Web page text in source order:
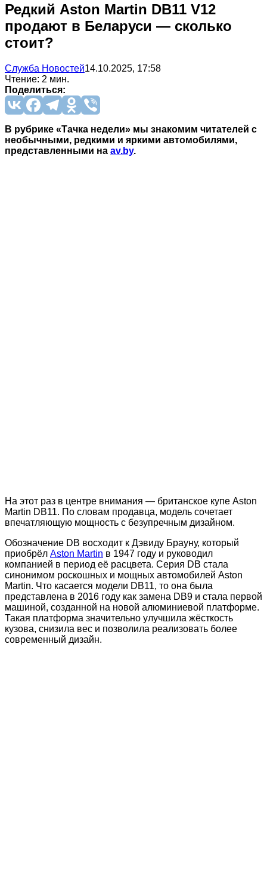
Редкий Aston Martin DB11 V12
продают в Беларуси — сколько
стоит?
Служба Новостей14.10.2025, 17:58
Чтение: 2 мин.
Поделиться:
В рубрике «Тачка недели» мы знакомим читателей с
необычными, редкими и яркими автомобилями,
представленными на av.by.
На этот раз в центре внимания — британское купе Aston
Martin DB11. По словам продавца, модель сочетает
впечатляющую мощность с безупречным дизайном.
Обозначение DB восходит к Дэвиду Брауну, который
приобрёл Aston Martin в 1947 году и руководил
компанией в период её расцвета. Серия DB стала
синонимом роскошных и мощных автомобилей Aston
Martin. Что касается модели DB11, то она была
представлена в 2016 году как замена DB9 и стала первой
машиной, созданной на новой алюминиевой платформе.
Такая платформа значительно улучшила жёсткость
кузова, снизила вес и позволила реализовать более
современный дизайн.